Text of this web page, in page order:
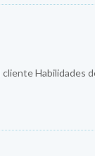
Habilidades